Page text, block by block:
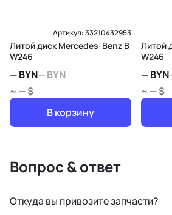
Артикул:33210432953
Литой диск Mercedes-Benz B
W246
—BYN—BYN
~ — $
В корзину
Литой
W246
—BYN
~ — $
Вопрос & ответ
Откуда вы привозите запчасти?